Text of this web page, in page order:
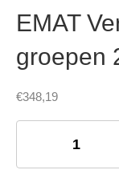
EMAT
groepen
€348,19
EMAT
Verdeelkast
Fase